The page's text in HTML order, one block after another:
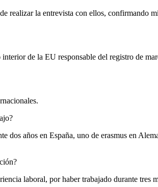
la entrevista con ellos, confirmando
de la EU responsable del registro de
dos años en España, uno de erasmus en
laboral, por haber trabajado durante tres